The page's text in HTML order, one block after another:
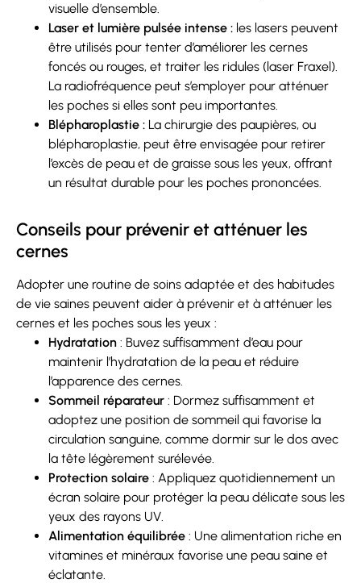
visuelle d’ensemble.
Laser et lumière pulsée intense : les lasers peuvent
être utilisés pour tenter d’améliorer les cernes
foncés ou rouges, et traiter les ridules (laser Fraxel).
La radiofréquence peut s’employer pour atténuer
les poches si elles sont peu importantes.
Blépharoplastie : La chirurgie des paupières, ou
blépharoplastie, peut être envisagée pour retirer
l’excès de peau et de graisse sous les yeux, offrant
un résultat durable pour les poches prononcées.
Conseils pour prévenir et atténuer les
cernes
Adopter une routine de soins adaptée et des habitudes
de vie saines peuvent aider à prévenir et à atténuer les
cernes et les poches sous les yeux :
Hydratation : Buvez suffisamment d’eau pour
maintenir l’hydratation de la peau et réduire
l’apparence des cernes.
Sommeil réparateur : Dormez suffisamment et
adoptez une position de sommeil qui favorise la
circulation sanguine, comme dormir sur le dos avec
la tête légèrement surélevée.
Protection solaire : Appliquez quotidiennement un
écran solaire pour protéger la peau délicate sous les
yeux des rayons UV.
Alimentation équilibrée : Une alimentation riche en
vitamines et minéraux favorise une peau saine et
éclatante.